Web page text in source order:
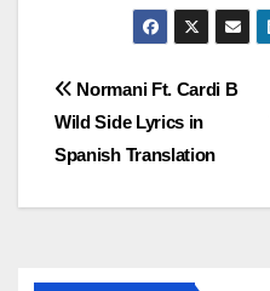
Post
navigation
Normani Ft. Cardi B
Wild Side Lyrics in
Spanish Translation